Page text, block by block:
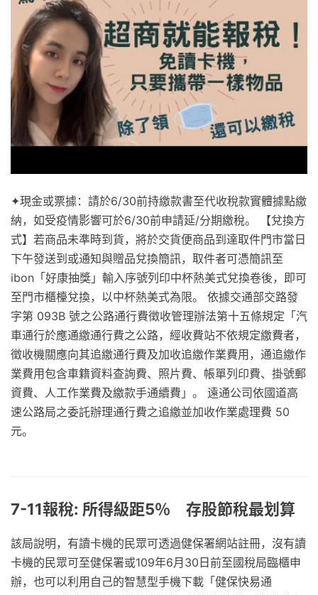
✦現金或票據：請於6/30前持繳款書至代收稅款實體據點繳
納，如受疫情影響可於6/30前申請延/分期繳稅。 【兌換方
式】若商品未準時到貨，將於交貨便商品到達取件門市當日
下午發送到或通知與贈品兌換簡訊，取件者可憑簡訊至
ibon「好康抽獎」輸入序號列印中杯熱美式兌換卷後，即可
至門市櫃檯兌換，以中杯熱美式為限。 依據交通部交路發
字第 093B 號之公路通行費徵收管理辦法第十五條規定「汽
車通行於應通繳通行費之公路，經收費站不依規定繳費者，
徵收機關應向其追繳通行費及加收追繳作業費用，通追繳作
業費用包含車籍資料查詢費、照片費、帳單列印費、掛號郵
資費、人工作業費及繳款手通續費」。 遠通公司依國道高
速公路局之委託辦理通行費之追繳並加收作業處理費 50
元。
7-11報稅: 所得級距5％ 存股節稅最划算
該局說明，有讀卡機的民眾可透過健保署網站註冊，沒有讀
卡機的民眾可至健保署或109年6月30日前至國稅局臨櫃申
辦，也可以利用自己的智慧型手機下載「健保快易通